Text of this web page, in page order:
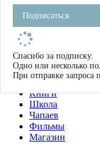
Фильмы
Имена
Тэги
О нас
Журнал
Книги
Школа
Чапаев
Фильмы
Магазин
Подписаться
Спасибо за подписку.
Одно или несколько
При отправке